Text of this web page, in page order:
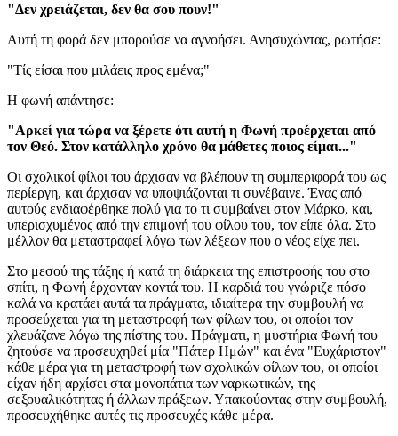
"Δεν χρειάζεται, δεν θα σου πουν!"
Αυτή τη φορά δεν μπορούσε να αγνοήσει. Ανησυχώντας, ρωτήσε:
"Τίς είσαι που μιλάεις προς εμένα;"
Η φωνή απάντησε:
"Αρκεί για τώρα να ξέρετε ότι αυτή η Φωνή προέρχεται από
τον Θεό. Στον κατάλληλο χρόνο θα μάθετες ποιος είμαι..."
Οι σχολικοί φίλοι του άρχισαν να βλέπουν τη συμπεριφορά του ως
περίεργη, και άρχισαν να υποψιάζονται τι συνέβαινε. Ένας από
αυτούς ενδιαφέρθηκε πολύ για το τι συμβαίνει στον Μάρκο, και,
υπερισχυμένος από την επιμονή του φίλου του, τον είπε όλα. Στο
μέλλον θα μεταστραφεί λόγω των λέξεων που ο νέος είχε πει.
Στο μεσού της τάξης ή κατά τη διάρκεια της επιστροφής του στο
σπίτι, η Φωνή έρχονταν κοντά του. Η καρδιά του γνώριζε πόσο
καλά να κρατάει αυτά τα πράγματα, ιδιαίτερα την συμβουλή να
προσεύχεται για τη μεταστροφή των φίλων του, οι οποίοι τον
χλευάζανε λόγω της πίστης του. Πράγματι, η μυστήρια Φωνή του
ζητούσε να προσευχηθεί μία "Πάτερ Ημών" και ένα "Ευχάριστον"
κάθε μέρα για τη μεταστροφή των σχολικών φίλων του, οι οποίοι
είχαν ήδη αρχίσει στα μονοπάτια των ναρκωτικών, της
σεξουαλικότητας ή άλλων πράξεων. Υπακούοντας στην συμβουλή,
προσευχήθηκε αυτές τις προσευχές κάθε μέρα.